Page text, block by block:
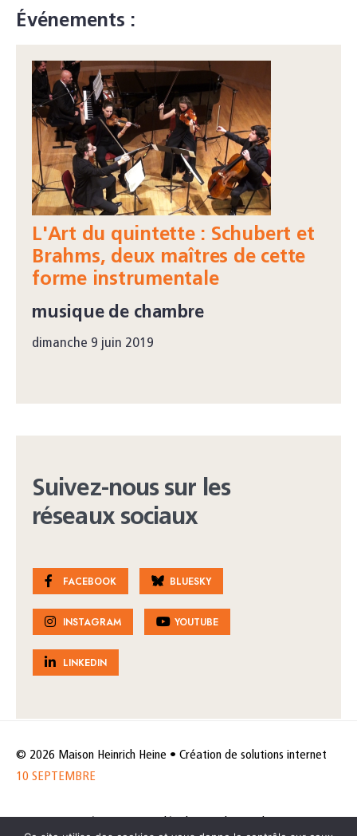
Événements :
L'Art du quintette : Schubert et
Brahms, deux maîtres de cette
forme instrumentale
musique de chambre
dimanche 9 juin 2019
Suivez-nous sur les
réseaux sociaux
FACEBOOK BLUESKY
INSTAGRAM YOUTUBE
LINKEDIN
© 2026 Maison Heinrich Heine • Création de solutions internet
10 SEPTEMBRE